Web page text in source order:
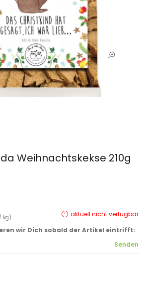
Weihnachtskekse 210g
kg)
aktuell nicht verfügbar
wir Dich sobald der Artikel eintrifft: